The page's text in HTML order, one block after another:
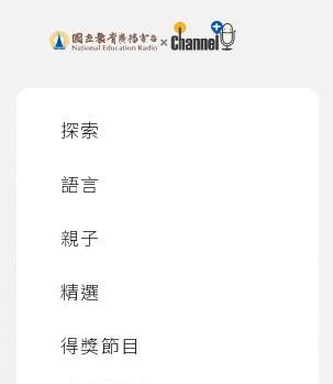
上方功能區塊
探索
語言
親子
精選
得獎節目